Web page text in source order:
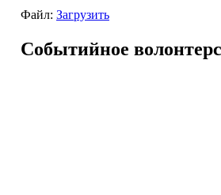
Файл: Загрузить
Событийное